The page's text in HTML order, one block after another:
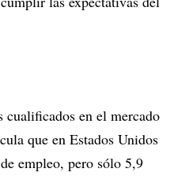
cualificados en el mercado
que en Estados Unidos
empleo, pero sólo 5,9